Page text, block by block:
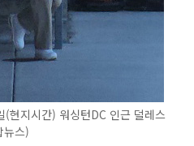
지시간) 워싱턴DC 인근 덜레스
뉴스)